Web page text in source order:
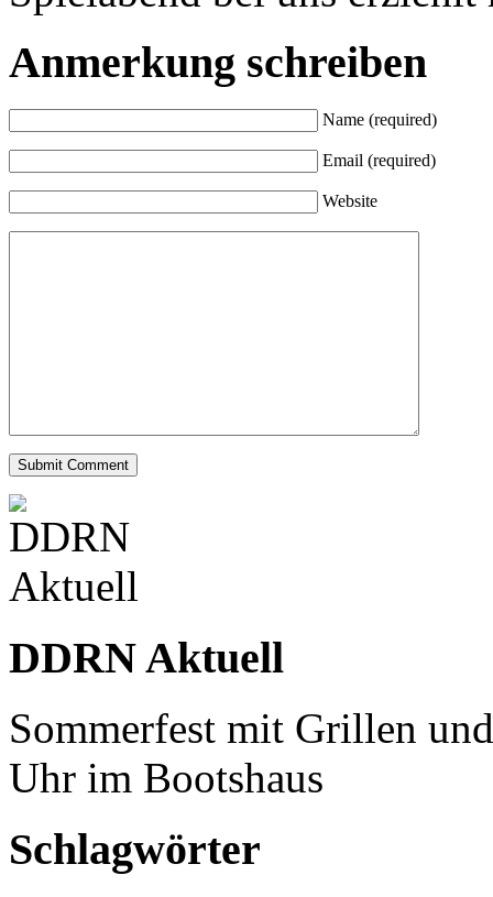
Anmerkung schreiben
Name (required)
Email (required)
Website
DDRN Aktuell
Sommerfest mit Grillen
Uhr im Bootshaus
Schlagwörter